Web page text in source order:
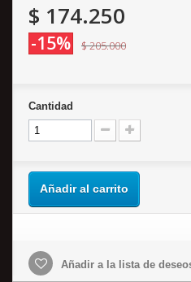
$ 174.250
-15% $ 205.000
Cantidad
Añadir al carrito
Añadir a la lista de